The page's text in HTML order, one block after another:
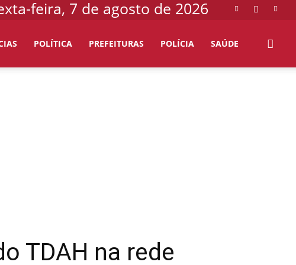
feira, 7 de agosto de 2026
POLÍTICA PREFEITURAS POLÍCIA SAÚDE
TDAH na rede